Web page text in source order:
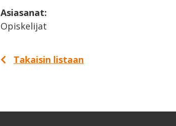
Asiasanat:
Opiskelijat
Takaisin listaan